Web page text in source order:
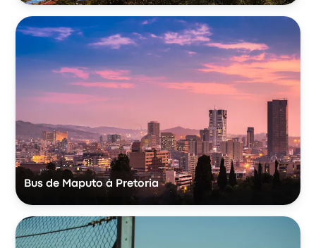
Bus de Maputo à Pretoria